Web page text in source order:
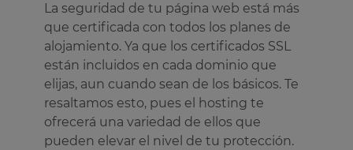
La seguridad de tu página web está más
que certificada con todos los planes de
alojamiento. Ya que los certificados SSL
están incluidos en cada dominio que
elijas, aun cuando sean de los básicos. Te
resaltamos esto, pues el hosting te
ofrecerá una variedad de ellos que
pueden elevar el nivel de tu protección.